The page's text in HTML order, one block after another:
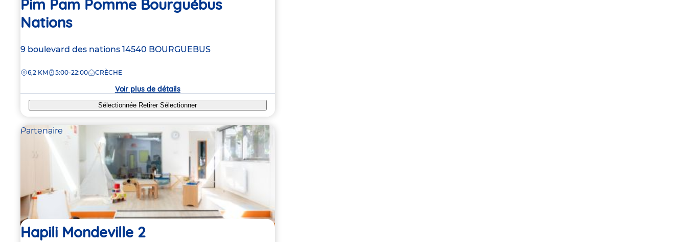
Pim Pam Pomme Bourguébus
Nations
Adresse
la
9 boulevard des nations 14540 BOURGUEBUS
DISTANCE
6,2 KM 5:00-22:00 CRÈCHE
Voir plus de détails
Sélectionnée RetirerSélectionner
Partenaire
Hapili Mondeville 2